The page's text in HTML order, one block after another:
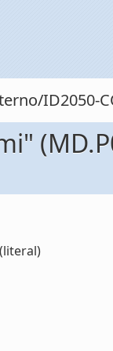
ID2050-